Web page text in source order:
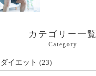
カテゴリー一覧
Category
ダイエット (23)